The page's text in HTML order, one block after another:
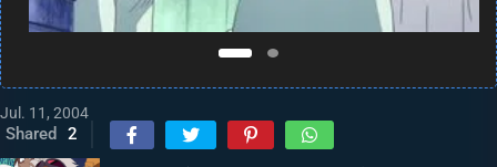
Jul. 11, 2004
Shared 2